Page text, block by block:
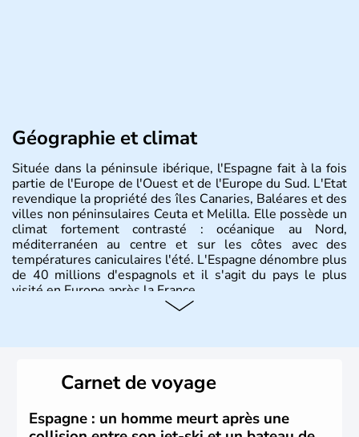
Géographie et climat
Située dans la péninsule ibérique, l'Espagne fait à la fois
partie de l'Europe de l'Ouest et de l'Europe du Sud. L'Etat
revendique la propriété des îles Canaries, Baléares et des
villes non péninsulaires Ceuta et Melilla. Elle possède un
climat fortement contrasté : océanique au Nord,
méditerranéen au centre et sur les côtes avec des
températures caniculaires l'été. L'Espagne dénombre plus
de 40 millions d'espagnols et il s'agit du pays le plus
visité en Europe après la France.
envahissent la péninsule au IIe siècle avant J.C et
apportent leur langue ainsi que leur religion. L'Espagne
s'impose comme la première puissance de l'Europe au
XIème siècle et le reste pendant plus de 100 ans. Madrid
Carnet de voyage
Espagne : un homme meurt après une